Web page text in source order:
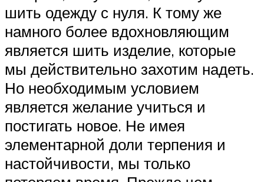
шить одежду с нуля. К тому же
намного более вдохновляющим
является шить изделие, которые
мы действительно захотим надеть.
Но необходимым условием
является желание учиться и
постигать новое. Не имея
элементарной доли терпения и
настойчивости, мы только